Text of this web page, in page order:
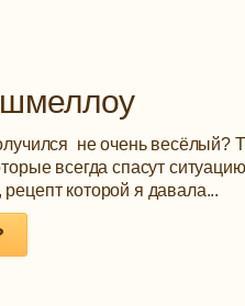
не очень весёлый?
всегда спасут
которой я давала...